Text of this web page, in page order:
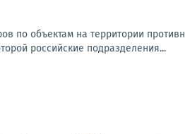
по объектам на территории
российские подразделения...